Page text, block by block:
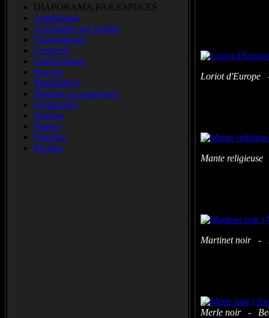
DIAPORAMA.PAR.ESPECES
Amphibiens
Arachnidés par famille
Champignons
Crustacés
Gastéropodes
Insectes
Mammiferes
Méduses.et.apparentés
Myriapodes
Oiseaux
Plantes
Poissons
Reptiles
Loriot d'Europe
Mante
Martinet noir -
Merle noir -